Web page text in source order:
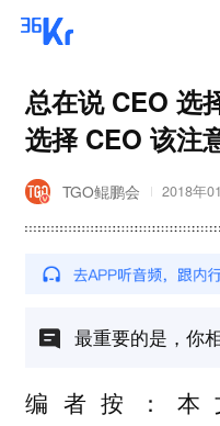
总在说 CEO 选
选择 CEO 该注
TGO鲲鹏会 2018年
最重要的是，你
编者按：本